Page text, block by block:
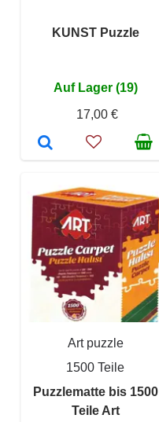
KUNST Puzzle
Auf Lager (19)
17,00 €
Art puzzle
1500 Teile
Puzzlematte bis 1500
Teile Art